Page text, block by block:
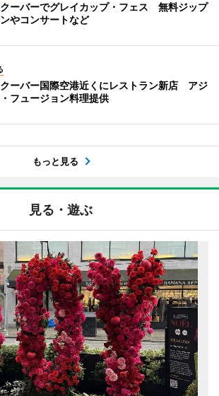
ーバーでグレイカップ・フェス 無料ジップ
やコンサートなど
ーバー国際空港近くにレストラン新店 アジ
フュージョン料理提供
もっと見る
見る・遊ぶ